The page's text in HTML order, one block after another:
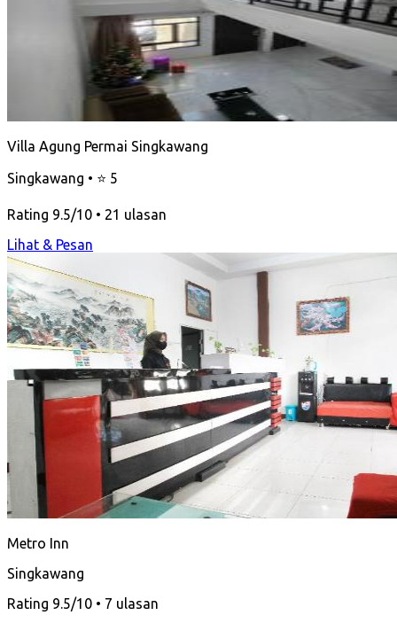
Villa Agung Permai Singkawang
Singkawang • ⭐ 5
Rating 9.5/10 • 21 ulasan
Lihat & Pesan
Metro Inn
Singkawang
Rating 9.5/10 • 7 ulasan